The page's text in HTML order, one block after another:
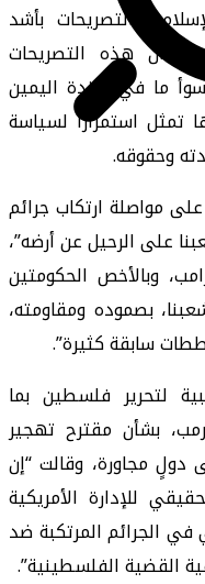
التصريحات بأشد
أن هذه التصريحات
ما في أجندة اليمين
تمثل استمرارا لسياسة
وحقوقه.
مواصلة ارتكاب جرائم
على الرحيل عن أرضه”،
وبالأخص الحكومتين
بصموده ومقاومته،
سابقة كثيرة”.
لتحرير فلسطين بما
بشأن مقترح تهجير
مجاورة، وقالت “إن
للإدارة الأمريكية
الجرائم المرتكبة ضد
القضية الفلسطينية”.